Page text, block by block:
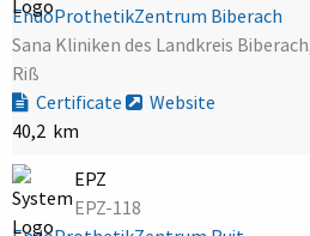
EndoProthetikZentrum Biberach
Sana Kliniken des Landkreis
Riß
Certificate
Website
40,2 km
EPZ
EPZ-118